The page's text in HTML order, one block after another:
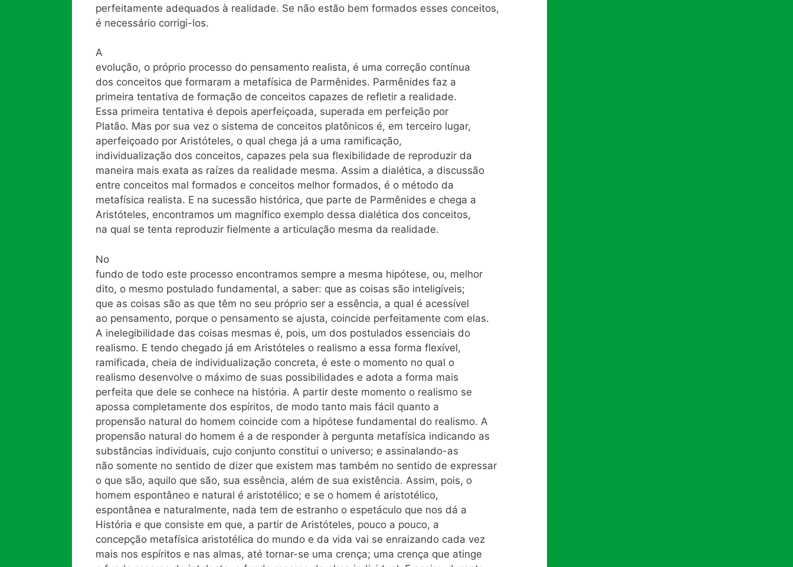
perfeitamente adequados à realidade. Se não estão bem formados esses conceitos,
é necessário corrigi-los.
A
evolução, o próprio processo do pensamento realista, é uma correção contínua
dos conceitos que formaram a metafísica de Parmênides. Parmênides faz a
primeira tentativa de formação de conceitos capazes de refletir a realidade.
Essa primeira tentativa é depois aperfeiçoada, superada em perfeição por
Platão. Mas por sua vez o sistema de conceitos platônicos é, em terceiro lugar,
aperfeiçoado por Aristóteles, o qual chega já a uma ramificação,
individualização dos conceitos, capazes pela sua flexibilidade de reproduzir da
maneira mais exata as raízes da realidade mesma. Assim a dialética, a discussão
entre conceitos mal formados e conceitos melhor formados, é o método da
metafísica realista. E na sucessão histórica, que parte de Parmênides e chega a
Aristóteles, encontramos um magnífico exemplo dessa dialética dos conceitos,
na qual se tenta reproduzir fielmente a articulação mesma da realidade.
No
fundo de todo este processo encontramos sempre a mesma hipótese, ou, melhor
dito, o mesmo postulado fundamental, a saber: que as coisas são inteligíveis;
que as coisas são as que têm no seu próprio ser a essência, a qual é acessível
ao pensamento, porque o pensamento se ajusta, coincide perfeitamente com elas.
A inelegibilidade das coisas mesmas é, pois, um dos postulados essenciais do
realismo. E tendo chegado já em Aristóteles o realismo a essa forma flexível,
ramificada, cheia de individualização concreta, é este o momento no qual o
realismo desenvolve o máximo de suas possibilidades e adota a forma mais
perfeita que dele se conhece na história. A partir deste momento o realismo se
apossa completamente dos espíritos, de modo tanto mais fácil quanto a
propensão natural do homem coincide com a hipótese fundamental do realismo. A
propensão natural do homem é a de responder à pergunta metafísica indicando as
substâncias individuais, cujo conjunto constitui o universo; e assinalando-as
não somente no sentido de dizer que existem mas também no sentido de expressar
o que são, aquilo que são, sua essência, além de sua existência. Assim, pois, o
homem espontâneo e natural é aristotélico; e se o homem é aristotélico,
espontânea e naturalmente, nada tem de estranho o espetáculo que nos dá a
História e que consiste em que, a partir de Aristóteles, pouco a pouco, a
concepção metafísica aristotélica do mundo e da vida vai se enraizando cada vez
mais nos espíritos e nas almas, até tornar-se uma crença; uma crença que atinge